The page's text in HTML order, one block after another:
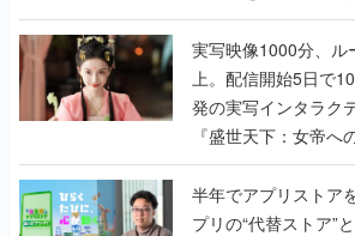
『TATSUJIN
んだレジェンド2人
実写映像1000分、ル
上。配信開始5日で
発の実写インタラク
『盛世天下：女帝へ
うこだわりをプロデ
半年でアプリストアをオー
プリの“代替ストア”